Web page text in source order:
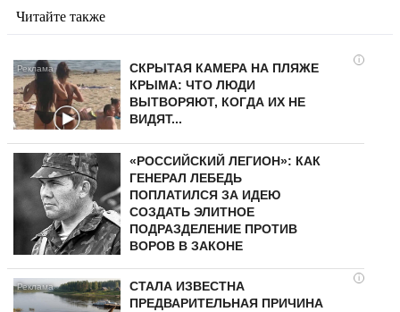
Читайте также
i
СКРЫТАЯ КАМЕРА НА ПЛЯЖЕ
КРЫМА: ЧТО ЛЮДИ
ВЫТВОРЯЮТ, КОГДА ИХ НЕ
ВИДЯТ...
«РОССИЙСКИЙ ЛЕГИОН»: КАК
ГЕНЕРАЛ ЛЕБЕДЬ
ПОПЛАТИЛСЯ ЗА ИДЕЮ
СОЗДАТЬ ЭЛИТНОЕ
ПОДРАЗДЕЛЕНИЕ ПРОТИВ
ВОРОВ В ЗАКОНЕ
i
СТАЛА ИЗВЕСТНА
ПРЕДВАРИТЕЛЬНАЯ ПРИЧИНА